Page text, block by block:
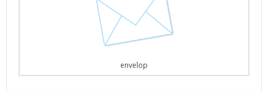
envelop